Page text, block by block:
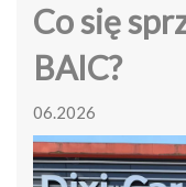
Co się
BAIC?
06.2026